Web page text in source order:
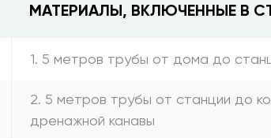
МАТЕРИАЛЫ, ВКЛЮЧЕННЫЕ В
1. 5 метров трубы от дома до
2. 5 метров трубы от станции до
дренажной канавы